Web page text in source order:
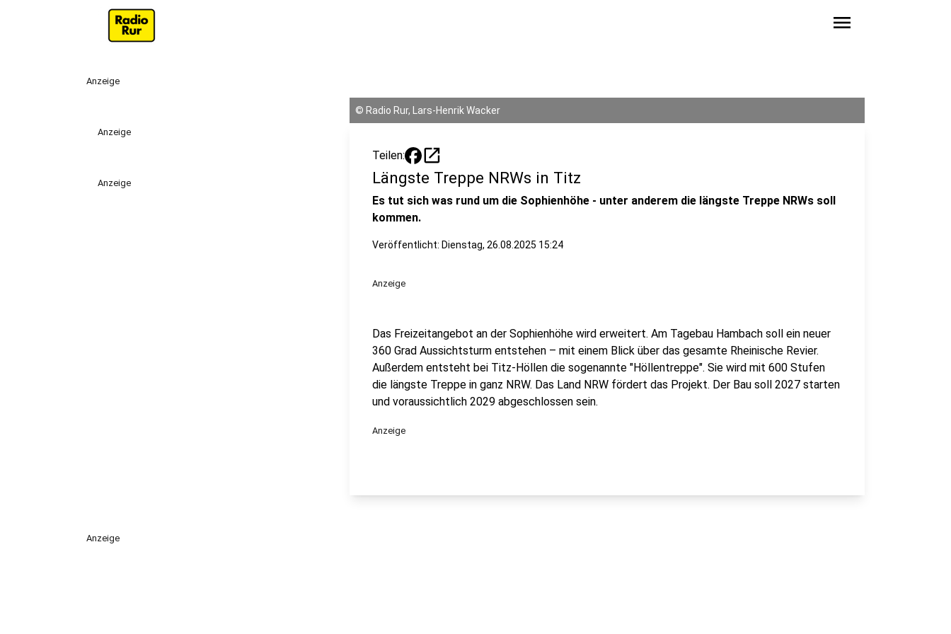
menu
Anzeige
Anzeige
Anzeige
© Radio Rur, Lars-Henrik Wacker
Teilen: open_in_new
Längste Treppe NRWs in Titz
Es tut sich was rund um die Sophienhöhe - unter anderem die längste Treppe NRWs soll
kommen.
Veröffentlicht: Dienstag, 26.08.2025 15:24
Anzeige
Das Freizeitangebot an der Sophienhöhe wird erweitert. Am Tagebau Hambach soll ein neuer
360 Grad Aussichtsturm entstehen – mit einem Blick über das gesamte Rheinische Revier.
Außerdem entsteht bei Titz-Höllen die sogenannte "Höllentreppe". Sie wird mit 600 Stufen
die längste Treppe in ganz NRW. Das Land NRW fördert das Projekt. Der Bau soll 2027 starten
und voraussichtlich 2029 abgeschlossen sein.
Anzeige
Anzeige